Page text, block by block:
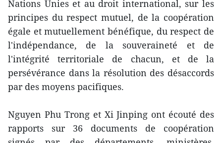
Nations Unies et au droit international, sur les
principes du respect mutuel, de la coopération
égale et mutuellement bénéfique, du respect de
l'indépendance, de la souveraineté et de
l'intégrité territoriale de chacun, et de la
persévérance dans la résolution des désaccords
par des moyens pacifiques.
Nguyen Phu Trong et Xi Jinping ont écouté des
rapports sur 36 documents de coopération